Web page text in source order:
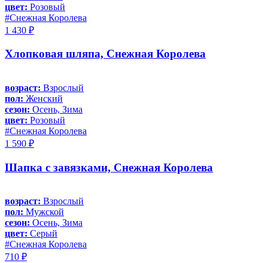
цвет: Розовый
#Снежная Королева
1 430 ₽
Хлопковая шляпа, Снежная Королева
возраст: Взрослый
пол: Женский
сезон: Осень, Зима
цвет: Розовый
#Снежная Королева
1 590 ₽
Шапка с завязками, Снежная Королева
возраст: Взрослый
пол: Мужской
сезон: Осень, Зима
цвет: Серый
#Снежная Королева
710 ₽